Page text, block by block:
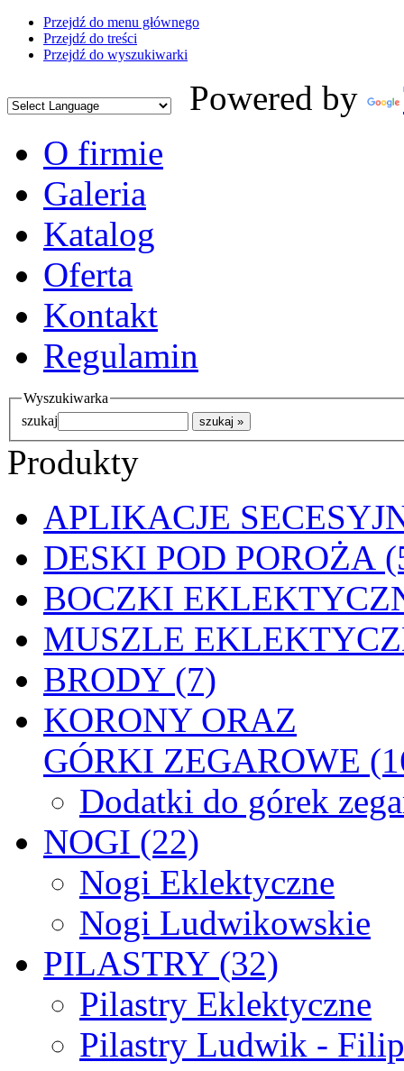
Przejdź do menu głównego
Przejdź do treści
Przejdź do wyszukiwarki
Powered by
O firmie
Galeria
Katalog
Oferta
Kontakt
Regulamin
Wyszukiwarka
szukaj
Produkty
APLIKACJE
DESKI POD POROŻA
BOCZKI
MUSZLE
BRODY (7)
KORONY ORAZ
GÓRKI ZEGAROWE
Dodatki do górek
NOGI (22)
Nogi Eklektyczne
Nogi Ludwikowskie
PILASTRY (32)
Pilastry Eklektyczne
Pilastry Ludwik - Filip